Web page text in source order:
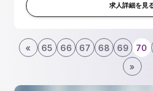
す。 ■CSOとのディスカ...求人詳細を見
« 65 66 67 68 69 70
»